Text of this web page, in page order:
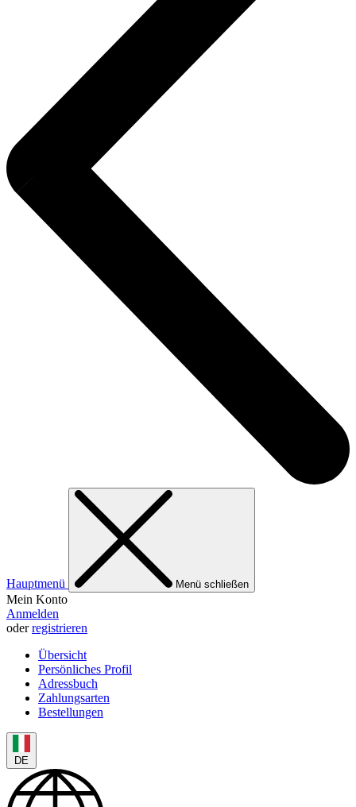
Hauptmenü Menü schließen
Mein Konto
Anmelden
oderregistrieren
Übersicht
Persönliches Profil
Adressbuch
Zahlungsarten
Bestellungen
DE